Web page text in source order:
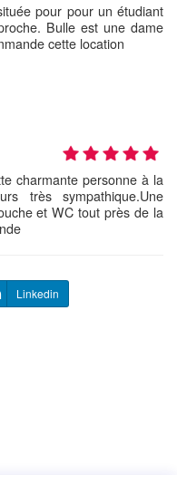
pour pour un étudiant
Bulle est une dame
cette location
charmante personne à la
très sympathique.Une
et WC tout près de la
Linkedin